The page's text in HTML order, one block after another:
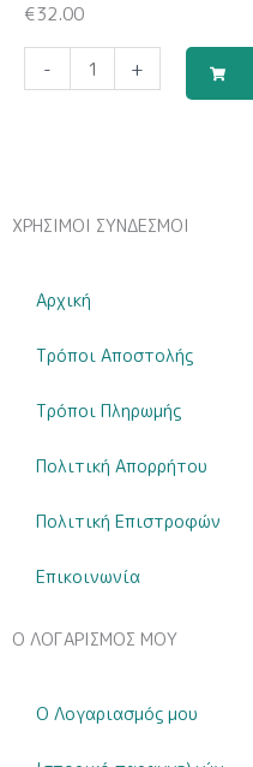
€32.00
-
Μπομπονιέρα
Υγρής
+
ΧΡΗΣΙΜΟΙ ΣΥΝΔΕΣΜΟΙ
Αρχική
Τρόποι Αποστολής
Τρόποι Πληρωμής
Πολιτική Απορρήτου
Πολιτική Επιστροφών
Επικοινωνία
Ο ΛΟΓΑΡΙΣΜΟΣ ΜΟΥ
Ο Λογαριασμός μου